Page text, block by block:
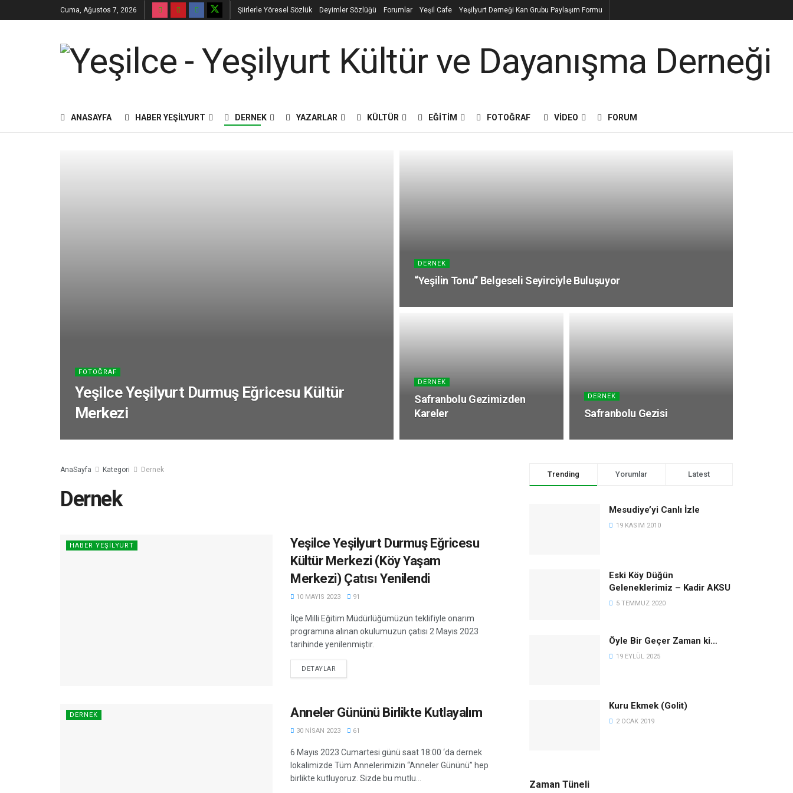
Cuma, Ağustos 7, 2026 Şiirlerle Yöresel Sözlük Deyimler Sözlüğü Forumlar Yeşil Cafe Yeşilyurt Derneği Kan Grubu Paylaşım Formu
ANASAYFA HABER YEŞILYURT DERNEK YAZARLAR KÜLTÜR EĞITIM FOTOĞRAF VIDEO FORUM
FOTOĞRAF
Yeşilce Yeşilyurt Durmuş Eğricesu Kültür
Merkezi
DERNEK
“Yeşilin Tonu” Belgeseli Seyirciyle Buluşuyor
DERNEK
Safranbolu Gezimizden
Kareler
DERNEK
Safranbolu Gezisi
AnaSayfa Kategori Dernek
Dernek
HABER YEŞILYURT
Yeşilce Yeşilyurt Durmuş Eğricesu
Kültür Merkezi (Köy Yaşam
Merkezi) Çatısı Yenilendi
10 MAYIS 2023 91
İlçe Milli Eğitim Müdürlüğümüzün teklifiyle onarım
programına alınan okulumuzun çatısı 2 Mayıs 2023
tarihinde yenilenmiştir.
DETAYLAR
DERNEK Anneler Gününü Birlikte Kutlayalım
30 NISAN 2023 61
6 Mayıs 2023 Cumartesi günü saat 18:00 ‘da dernek
lokalimizde Tüm Annelerimizin “Anneler Gününü” hep
birlikte kutluyoruz. Sizde bu mutlu...
Trending Yorumlar Latest
Mesudiye’yi Canlı İzle
19 KASIM 2010
Eski Köy Düğün
Geleneklerimiz – Kadir AKSU
5 TEMMUZ 2020
Öyle Bir Geçer Zaman ki…
19 EYLÜL 2025
Kuru Ekmek (Golit)
2 OCAK 2019
Zaman Tüneli